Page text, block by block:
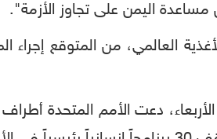
مساعدة اليمن على تجاوز الأزمة".
العالمي، من المتوقع إجراء
الأربعاء، دعت الأمم المتحدة أطراف